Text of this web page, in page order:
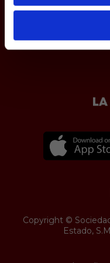
Copyright ©
Estado,